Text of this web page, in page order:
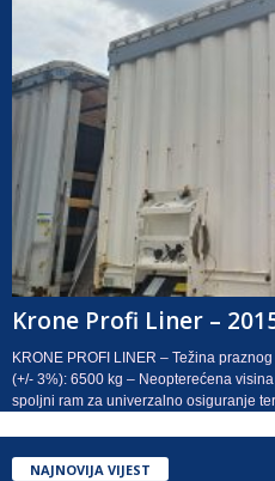
Krone Profi Liner –
KRONE PROFI LINER – Težina
(+/- 3%): 6500 kg – Neopterećena
spoljni ram za univerzalno osiguranje
NAJNOVIJA VIJEST